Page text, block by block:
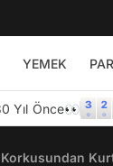
YEMEK
Yıl Önce👀